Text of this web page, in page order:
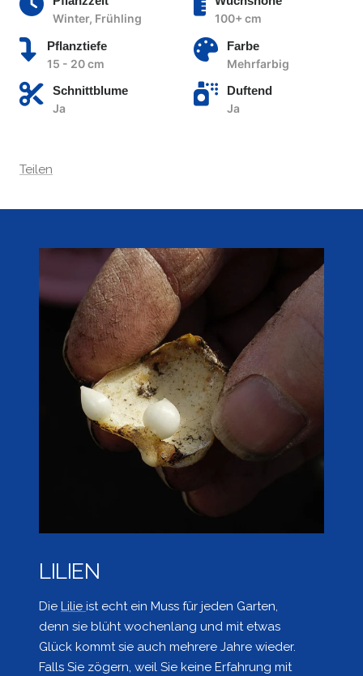
Winter, Frühling
100+ cm
Pflanztiefe
15 - 20 cm
Farbe
Mehrfarbig
Schnittblume
Ja
Duftend
Ja
Teilen
LILIEN
Die Lilie ist echt ein Muss für jeden Garten,
denn sie blüht wochenlang und mit etwas
Glück kommt sie auch mehrere Jahre wieder.
Falls Sie zögern, weil Sie keine Erfahrung mit